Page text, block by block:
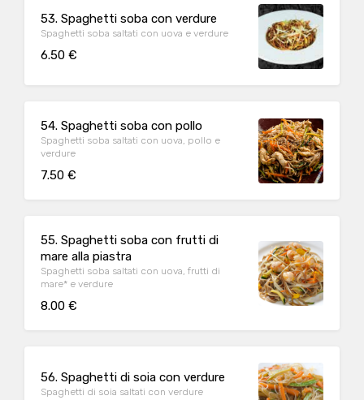
53. Spaghetti soba con verdure
Spaghetti soba saltati con uova e verdure
6.50 €
54. Spaghetti soba con pollo
Spaghetti soba saltati con uova, pollo e
verdure
7.50 €
55. Spaghetti soba con frutti di
mare alla piastra
Spaghetti soba saltati con uova, frutti di
mare* e verdure
8.00 €
56. Spaghetti di soia con verdure
Spaghetti di soia saltati con verdure